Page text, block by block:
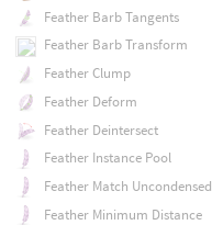
Feather Barb Tangents
Feather Barb Transform
Feather Clump
Feather Deform
Feather Deintersect
Feather Instance Pool
Feather Match Uncondensed
Feather Minimum Distance